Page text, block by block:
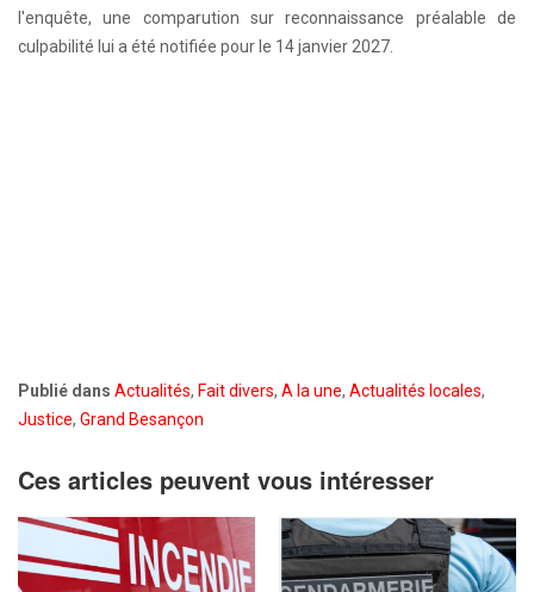
l'enquête, une comparution sur reconnaissance préalable de
culpabilité lui a été notifiée pour le 14 janvier 2027.
Publié dans Actualités, Fait divers, A la une, Actualités locales,
Justice, Grand Besançon
Ces articles peuvent vous intéresser